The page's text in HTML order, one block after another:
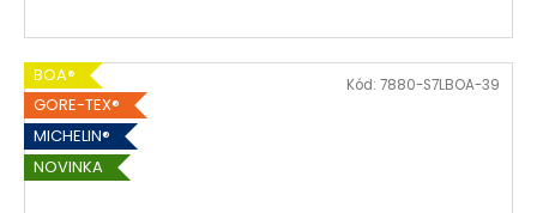
BOA®
GORE-TEX®
MICHELIN®
NOVINKA
Kód: 7880-S7LBOA-39